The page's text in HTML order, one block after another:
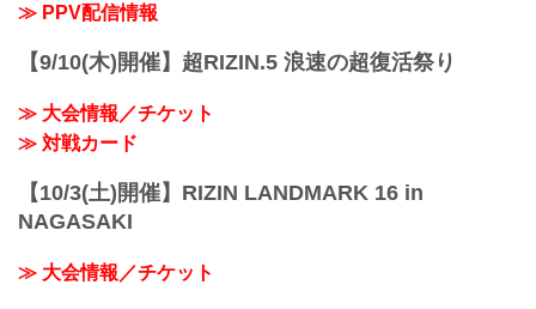
≫ PPV配信情報
【9/10(木)開催】超RIZIN.5 浪速の超復活祭り
≫ 大会情報／チケット
≫ 対戦カード
【10/3(土)開催】RIZIN LANDMARK 16 in
NAGASAKI
≫ 大会情報／チケット